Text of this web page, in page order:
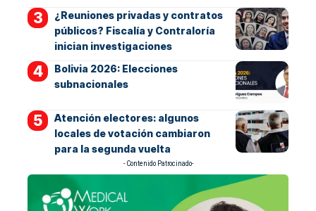
¿Reuniones privadas y contratos
públicos? Fiscalía y Contraloría
inician investigaciones
Bolivia 2026: Elecciones
subnacionales
Atención electores: algunos
locales de votación cambiaron
para la segunda vuelta
- Contenido Patrocinado-